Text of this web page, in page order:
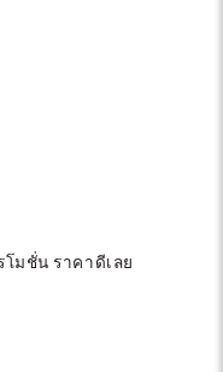
มชั่น ราคาดีเลย